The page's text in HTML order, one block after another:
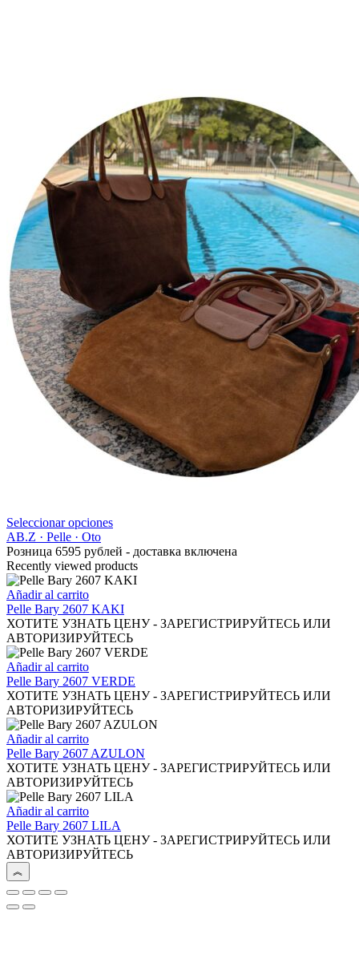
Seleccionar opcionesEste
tiene
múltiples
variantes.
opciones
se
pueden
elegir
la
página
de
producto
AB.Z · Pelle · Oto
Розница 6595 рублей - доставка включена
Recently viewed products
Añadir al carrito
Pelle Bary 2607 KAKI
ХОТИТЕ УЗНАТЬ ЦЕНУ - ЗАРЕГИСТРИРУЙТЕСЬ ИЛИ
АВТОРИЗИРУЙТЕСЬ
Añadir al carrito
Pelle Bary 2607 VERDE
ХОТИТЕ УЗНАТЬ ЦЕНУ - ЗАРЕГИСТРИРУЙТЕСЬ ИЛИ
АВТОРИЗИРУЙТЕСЬ
Añadir al carrito
Pelle Bary 2607 AZULON
ХОТИТЕ УЗНАТЬ ЦЕНУ - ЗАРЕГИСТРИРУЙТЕСЬ ИЛИ
АВТОРИЗИРУЙТЕСЬ
Añadir al carrito
Pelle Bary 2607 LILA
ХОТИТЕ УЗНАТЬ ЦЕНУ - ЗАРЕГИСТРИРУЙТЕСЬ ИЛИ
АВТОРИЗИРУЙТЕСЬ